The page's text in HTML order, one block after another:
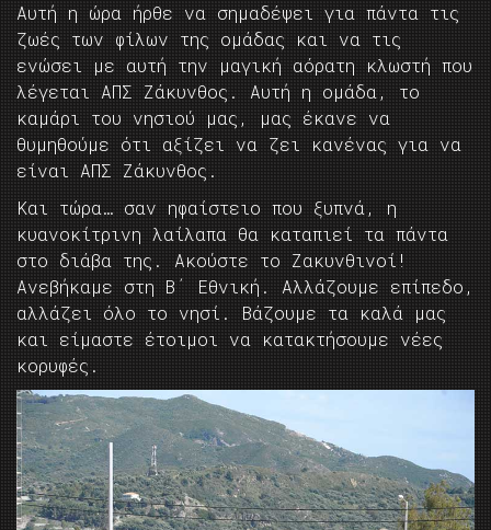
Αυτή η ώρα ήρθε να σημαδέψει για πάντα τις
ζωές των φίλων της ομάδας και να τις
ενώσει με αυτή την μαγική αόρατη κλωστή που
λέγεται ΑΠΣ Ζάκυνθος. Αυτή η ομάδα, το
καμάρι του νησιού μας, μας έκανε να
θυμηθούμε ότι αξίζει να ζει κανένας για να
είναι ΑΠΣ Ζάκυνθος.
Και τώρα… σαν ηφαίστειο που ξυπνά, η
κυανοκίτρινη λαίλαπα θα καταπιεί τα πάντα
στο διάβα της. Ακούστε το Ζακυνθινοί!
Ανεβήκαμε στη Β΄ Εθνική. Αλλάζουμε επίπεδο,
αλλάζει όλο το νησί. Βάζουμε τα καλά μας
και είμαστε έτοιμοι να κατακτήσουμε νέες
κορυφές.